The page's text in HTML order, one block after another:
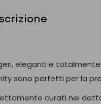
eleganti e totalmente
sono perfetti per la
curati nei